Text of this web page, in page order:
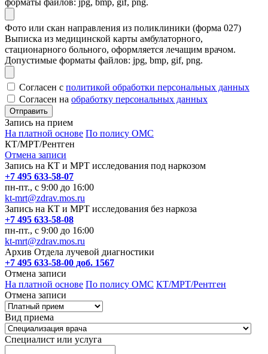
форматы файлов: jpg, bmp, gif, png.
Фото или скан направления из поликлиники (форма 027)
Выписка из медицинской карты амбулаторного,
стационарного больного, оформляется лечащим врачом.
Допустимые форматы файлов: jpg, bmp, gif, png.
Согласен с политикой обработки персональных данных
Согласен на обработку персональных данных
Запись на прием
На платной основе По полису ОМС
КТ/МРТ/Рентген
Отмена записи
Запись на КТ и МРТ исследования под наркозом
+7 495 633-58-07
пн-пт., с 9:00 до 16:00
kt-mrt@zdrav.mos.ru
Запись на КТ и МРТ исследования без наркоза
+7 495 633-58-08
пн-пт., с 9:00 до 16:00
kt-mrt@zdrav.mos.ru
Архив Отдела лучевой диагностики
+7 495 633-58-00 доб. 1567
Отмена записи
На платной основе По полису ОМС КТ/МРТ/Рентген
Отмена записи
Вид приема
Специалист или услуга